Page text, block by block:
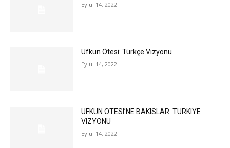
Eylül 14, 2022
Ufkun Ötesi: Türkçe Vizyonu
Eylül 14, 2022
UFKUN OTESI’NE BAKISLAR: TURKIYE
VIZYONU
Eylül 14, 2022